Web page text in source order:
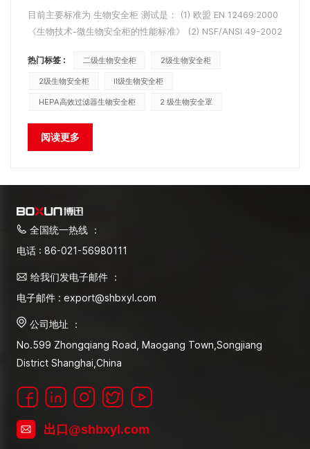
目前主要标准为 生物安全柜 测试是： (1) 欧盟 EN 12469:2000
《生物技术-微生物安全柜的性能标准》 (2) NSF/ANSI 49-2002
筑行业标准 《生物安全柜》 （4）YY 0569-2011中华人民共和
国医药行业标准 《II级生物安全柜》模型BSC-1000A2模型B...
热门标签 : 二级生物安全柜 2级生物安全柜
2级生物安全柜 II级生物安全柜
HEPA高效过滤器生物安全柜 2 级生物安全罩
阅读更多
全国统一热线 ：
电话 : 86-021-56980111
给我们发电子邮件 ：
电子邮件 : export@shbxyl.com
公司地址 ：
No.599 Zhongqiang Road, Maogang Town,Songjiang
District Shanghai,China
出口@shbxyl.com